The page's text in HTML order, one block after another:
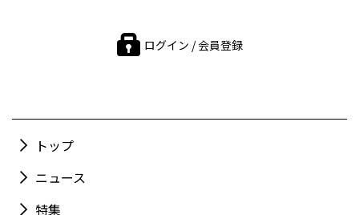
ログイン / 会員登録
トップ
ニュース
特集